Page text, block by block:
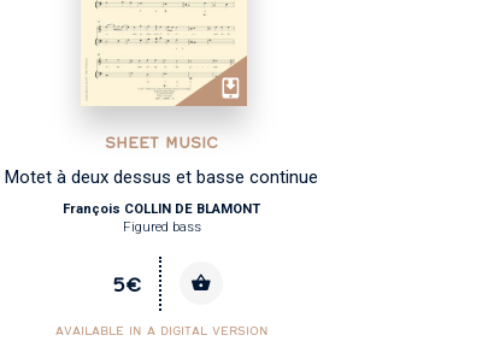
SHEET MUSIC
Motet à deux dessus et basse continue
François COLLIN DE BLAMONT
Figured bass
5€
AVAILABLE IN A DIGITAL VERSION